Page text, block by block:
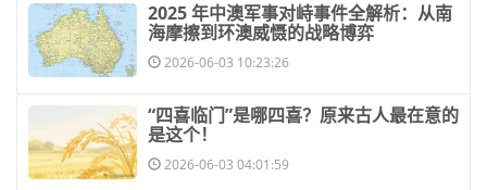
​2025 年中澳军事对峙事件全解析：从南
海摩擦到环澳威慑的战略博弈
2026-06-03 10:23:26
​“四喜临门”是哪四喜？原来古人最在意的
是这个！
2026-06-03 04:01:59